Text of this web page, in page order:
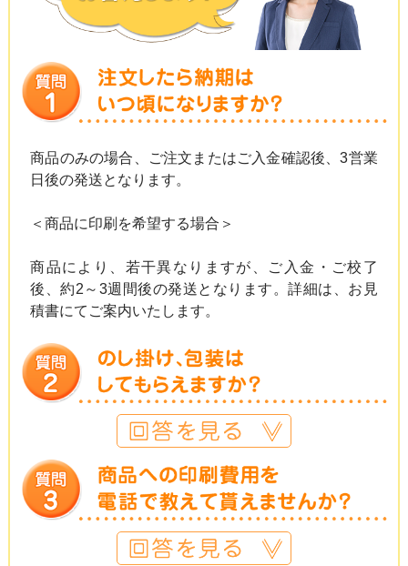
商品のみの場合、ご注文またはご入金確認後、3営業
日後の発送となります。
＜商品に印刷を希望する場合＞
商品により、若干異なりますが、ご入金・ご校了
後、約2～3週間後の発送となります。詳細は、お見
積書にてご案内いたします。